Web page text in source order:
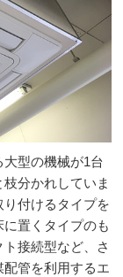
型の機械が1台
分かれしていま
付けるタイプを
置くタイプのも
接続型など、さ
管を利用するエ